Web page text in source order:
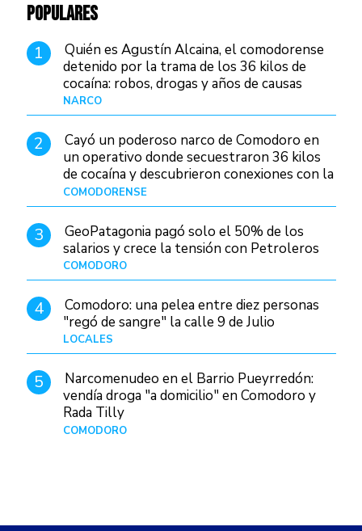
POPULARES
1
Quién es Agustín Alcaina, el comodorense
detenido por la trama de los 36 kilos de
cocaína: robos, drogas y años de causas
judiciales
NARCO
2
Cayó un poderoso narco de Comodoro en
un operativo donde secuestraron 36 kilos
de cocaína y descubrieron conexiones con la
Patagonia
COMODORENSE
3
GeoPatagonia pagó solo el 50% de los
salarios y crece la tensión con Petroleros
COMODORO
4
Comodoro: una pelea entre diez personas
"regó de sangre" la calle 9 de Julio
LOCALES
5
Narcomenudeo en el Barrio Pueyrredón:
vendía droga "a domicilio" en Comodoro y
Rada Tilly
COMODORO